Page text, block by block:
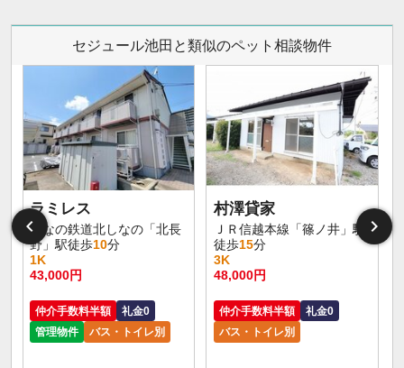
セジュール池田と類似のペット相談物件
ラミレス
しなの鉄道北しなの「北長
野」駅徒歩10分
1K
43,000円
仲介手数料半額
礼金0
管理物件
バス・トイレ別
村澤貸家
ＪＲ信越本線「篠ノ井」駅
徒歩15分
3K
48,000円
仲介手数料半額
礼金0
バス・トイレ別